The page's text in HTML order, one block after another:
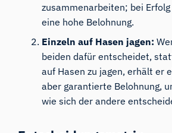
zusammenarbeiten; bei
eine hohe Belohnung.
Einzeln auf Hasen jagen:
beiden dafür entscheidet,
auf Hasen zu jagen, erhält er
aber garantierte Belohnung,
wie sich der andere